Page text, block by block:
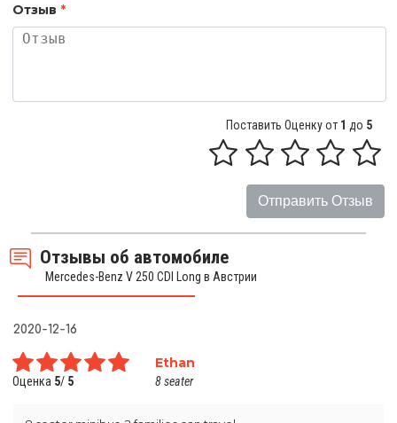
Отзыв *
Поставить Оценку от 1 до 5
Отправить Отзыв
Отзывы об автомобиле
Mercedes-Benz V 250 CDI Long в Австрии
2020-12-16
Оценка 5/ 5
Ethan
8 seater